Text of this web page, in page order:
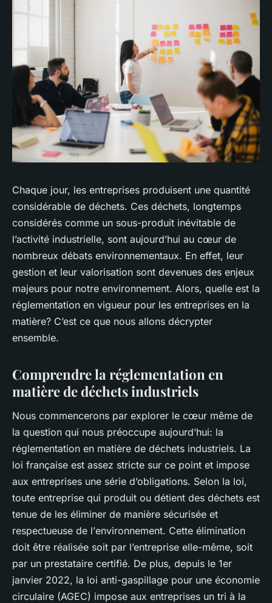
Chaque jour, les entreprises produisent une quantité
considérable de déchets. Ces déchets, longtemps
considérés comme un sous-produit inévitable de
l’activité industrielle, sont aujourd’hui au cœur de
nombreux débats environnementaux. En effet, leur
gestion et leur valorisation sont devenues des enjeux
majeurs pour notre environnement. Alors, quelle est la
réglementation en vigueur pour les entreprises en la
matière? C’est ce que nous allons décrypter
ensemble.
Comprendre la réglementation en
matière de déchets industriels
Nous commencerons par explorer le cœur même de
la question qui nous préoccupe aujourd’hui: la
réglementation en matière de déchets industriels. La
loi française est assez stricte sur ce point et impose
aux entreprises une série d’obligations. Selon la loi,
toute entreprise qui produit ou détient des déchets est
tenue de les éliminer de manière sécurisée et
respectueuse de l’environnement. Cette élimination
doit être réalisée soit par l’entreprise elle-même, soit
par un prestataire certifié. De plus, depuis le 1er
janvier 2022, la loi anti-gaspillage pour une économie
circulaire (AGEC) impose aux entreprises un tri à la